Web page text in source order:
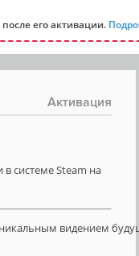
его активации.
Активация
системе Steam на
видением